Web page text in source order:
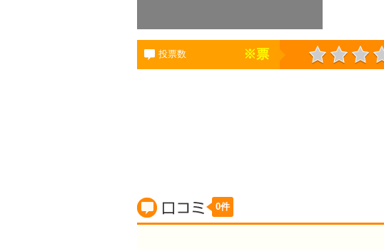
投票数 ※票
口コミ
0件